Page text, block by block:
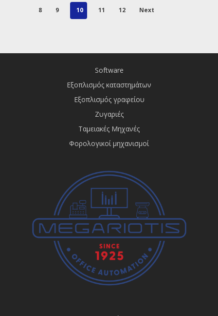
8
9 10 11 12 Next
Software
Εξοπλισμός καταστημάτων
Εξοπλισμός γραφείου
Ζυγαριές
Ταμειακές Μηχανές
Φορολογικοί μηχανισμοί